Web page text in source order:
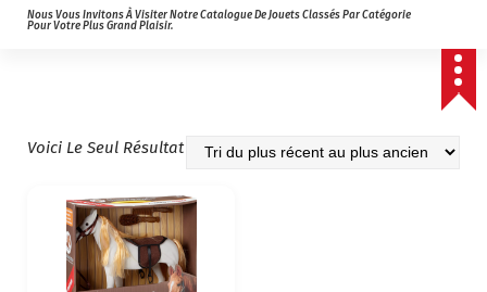
Nous Vous Invitons À Visiter Notre Catalogue De Jouets Classés Par Catégorie
Pour Votre Plus Grand Plaisir.
Voici Le Seul Résultat